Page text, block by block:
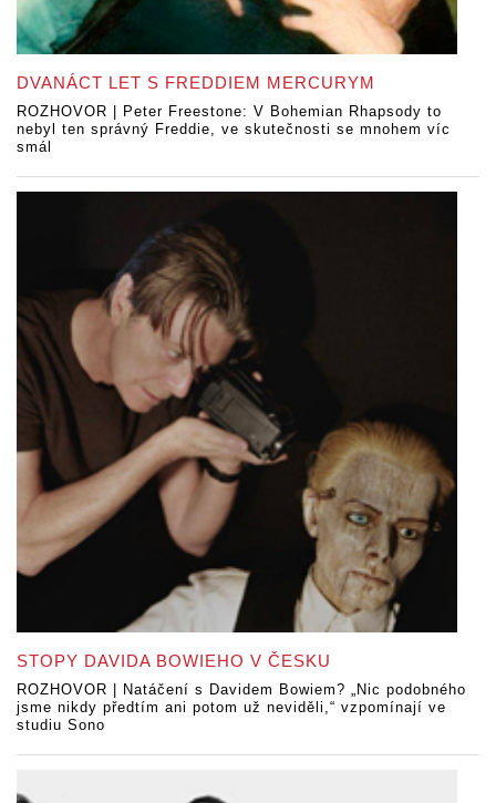
DVANÁCT LET S FREDDIEM MERCURYM
ROZHOVOR | Peter Freestone: V Bohemian Rhapsody to
nebyl ten správný Freddie, ve skutečnosti se mnohem víc
smál
STOPY DAVIDA BOWIEHO V ČESKU
ROZHOVOR | Natáčení s Davidem Bowiem? „Nic podobného
jsme nikdy předtím ani potom už neviděli,“ vzpomínají ve
studiu Sono